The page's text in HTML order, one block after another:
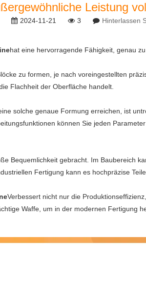
Leistung
2024-11-21 3 Hinterlassen
hat eine hervorragende Fähigkeit, genau zu
zu formen, je nach voreingestellten
Flachheit der Oberfläche handelt.
solche genaue Formung erreichen, ist
können Sie jeden
Bequemlichkeit gebracht. Im Baubereich
Fertigung kann es hochpräzise
Verbessert nicht nur die
Waffe, um in der modernen